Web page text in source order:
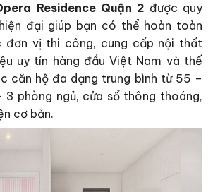
Residence Quận 2 được quy
đại giúp bạn có thể hoàn toàn
đơn vị thi công, cung cấp nội thất
uy tín hàng đầu Việt Nam và thế
căn hộ đa dạng trung bình từ 55 –
3 phòng ngủ, cửa sổ thông thoáng,
cơ bản.